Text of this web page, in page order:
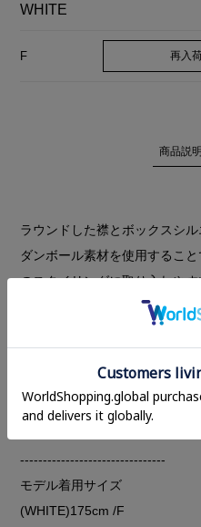
WHITE
F 再入
商品説明
ラウンドした襟とボックスシ
ダンボール素材を使用するこ
のスタイリングに取り入れや
ボトムにニットパンツやレギ
まだ寒さの残る時期はインナ
をレイヤードしていただくのが
--------------------------------
モデル着用サイズ
(WHITE)175cm /F